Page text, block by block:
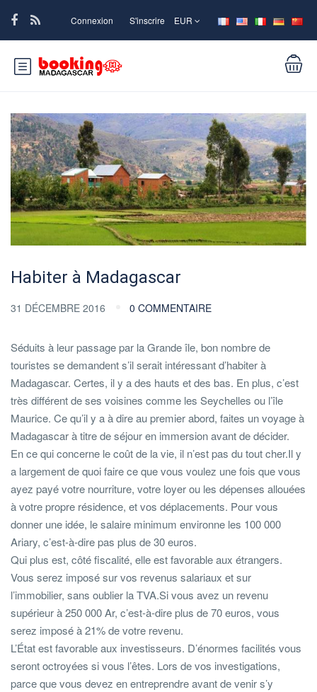
Connexion S'inscrire EUR
Habiter à Madagascar
31 DÉCEMBRE 2016 0 COMMENTAIRE
Séduits à leur passage par la Grande île, bon nombre de
touristes se demandent s’il serait intéressant d’habiter à
Madagascar. Certes, il y a des hauts et des bas. En plus, c’est
très différent de ses voisines comme les Seychelles ou l’île
Maurice. Ce qu’il y a à dire au premier abord, faites un voyage à
Madagascar à titre de séjour en immersion avant de décider.
En ce qui concerne le coût de la vie, il n’est pas du tout cher.Il y
a largement de quoi faire ce que vous voulez une fois que vous
ayez payé votre nourriture, votre loyer ou les dépenses allouées
à votre propre résidence, et vos déplacements. Pour vous
donner une idée, le salaire minimum environne les 100 000
Ariary, c’est-à-dire pas plus de 30 euros.
Qui plus est, côté fiscalité, elle est favorable aux étrangers.
Vous serez imposé sur vos revenus salariaux et sur
l’immobilier, sans oublier la TVA.Si vous avez un revenu
supérieur à 250 000 Ar, c’est-à-dire plus de 70 euros, vous
serez imposé à 21% de votre revenu.
L’État est favorable aux investisseurs. D’énormes facilités vous
seront octroyées si vous l’êtes. Lors de vos investigations,
parce que vous devez en entreprendre avant de venir s’y